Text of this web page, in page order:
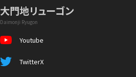
大門地リューゴン
Daimonji Ryugon
Youtube
TwitterX